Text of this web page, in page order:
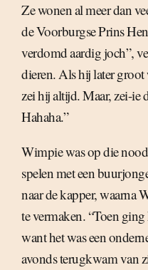
Ze wonen al meer dan
de Voorburgse Prins
verdomd aardig joch”,
dieren. Als hij later
zei hij altijd. Maar, zei-ie
Hahaha.”
Wimpie was op die
spelen met een
naar de kapper, waarna
te vermaken. “Toen
want het was een
avonds terugkwam van